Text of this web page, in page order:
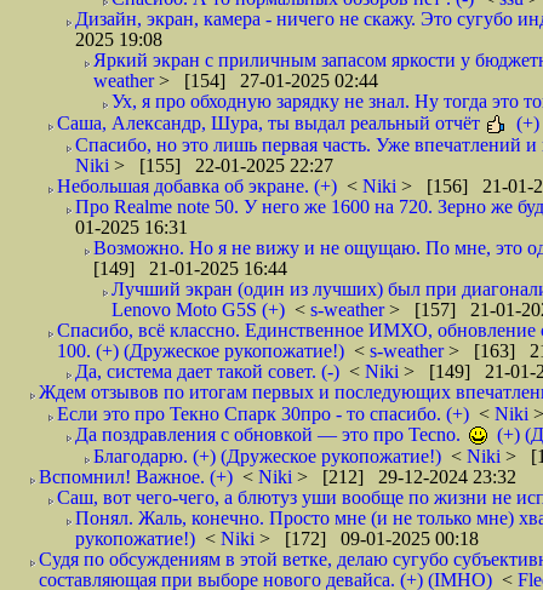
Дизайн, экран, камера - ничего не скажу. Это сугубо
2025 19:08
Яркий экран с приличным запасом яркости у
weather> [154] 27-01-2025 02:44
Ух, я про обходную зарядку не знал. Ну тогда это
Саша, Александр, Шура, ты выдал реальный отчёт
(+)
Спасибо, но это лишь первая часть. Уже впечатлений
Niki > [155] 22-01-2025 22:27
Небольшая добавка об экране. (+) < Niki > [156] 21-01-
Про Realme note 50. У него же 1600 на 720. Зерно же
01-2025 16:31
Возможно. Но я не вижу и не ощущаю. По мне, это
[149] 21-01-2025 16:44
Лучший экран (один из лучших) был при
Lenovo Moto G5S (+) < s-weather> [157] 21-01-
Спасибо, всё классно. Единственное ИМХО, обновление
100. (+) (Дружеское рукопожатие!) < s-weather> [163]
Да, система дает такой совет. (-) < Niki > [149] 21-01-
Ждем отзывов по итогам первых и последующих
Если это про Текно Спарк 30про - то спасибо. (+) < Niki
Да поздравления с обновкой — это про Tecno.
(+)
Благодарю. (+) (Дружеское рукопожатие!) < Niki >
Вспомнил! Важное. (+) < Niki > [212] 29-12-2024 23:32
Саш, вот чего-чего, а блютуз уши вообще по жизни не
Понял. Жаль, конечно. Просто мне (и не только мне)
рукопожатие!) < Niki > [172] 09-01-2025 00:18
Судя по обсуждениям в этой ветке, делаю сугубо
составляющая при выборе нового девайса. (+) (IMHO) <